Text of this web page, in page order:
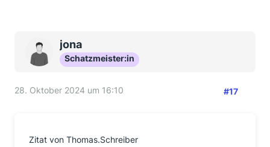
jona
Schatzmeister:in
28. Oktober 2024 um 16:10 #17
Zitat von Thomas.Schreiber